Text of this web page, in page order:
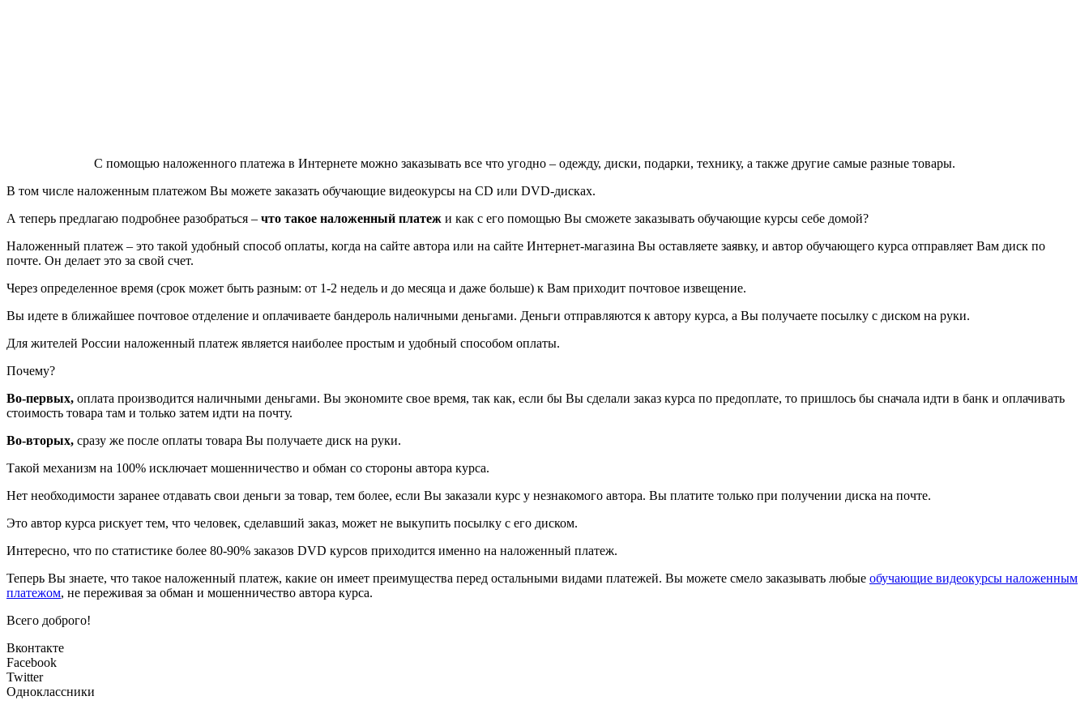
С помощью наложенного платежа в Интернете можно заказывать все что угодно – одежду, диски, подарки, технику, а также другие самые разные товары.
В том числе наложенным платежом Вы можете заказать обучающие видеокурсы на CD или DVD-дисках.
А теперь предлагаю подробнее разобраться – что такое наложенный платеж и как с его помощью Вы сможете заказывать обучающие курсы себе домой?
Наложенный платеж – это такой удобный способ оплаты, когда на сайте автора или на сайте Интернет-магазина Вы оставляете заявку, и автор обучающего курса отправляет Вам диск по
почте. Он делает это за свой счет.
Через определенное время (срок может быть разным: от 1-2 недель и до месяца и даже больше) к Вам приходит почтовое извещение.
Вы идете в ближайшее почтовое отделение и оплачиваете бандероль наличными деньгами. Деньги отправляются к автору курса, а Вы получаете посылку с диском на руки.
Для жителей России наложенный платеж является наиболее простым и удобный способом оплаты.
Почему?
Во-первых, оплата производится наличными деньгами. Вы экономите свое время, так как, если бы Вы сделали заказ курса по предоплате, то пришлось бы сначала идти в банк и оплачивать
стоимость товара там и только затем идти на почту.
Во-вторых, сразу же после оплаты товара Вы получаете диск на руки.
Такой механизм на 100% исключает мошенничество и обман со стороны автора курса.
Нет необходимости заранее отдавать свои деньги за товар, тем более, если Вы заказали курс у незнакомого автора. Вы платите только при получении диска на почте.
Это автор курса рискует тем, что человек, сделавший заказ, может не выкупить посылку с его диском.
Интересно, что по статистике более 80-90% заказов DVD курсов приходится именно на наложенный платеж.
Теперь Вы знаете, что такое наложенный платеж, какие он имеет преимущества перед остальными видами платежей. Вы можете смело заказывать любые обучающие видеокурсы наложенным
платежом, не переживая за обман и мошенничество автора курса.
Всего доброго!
Вконтакте
Facebook
Twitter
Одноклассники